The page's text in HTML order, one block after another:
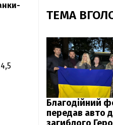
ТЕМА
Благодійний
передав авто